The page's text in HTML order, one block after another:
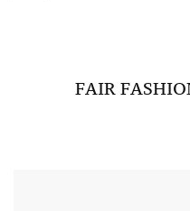
FAIR